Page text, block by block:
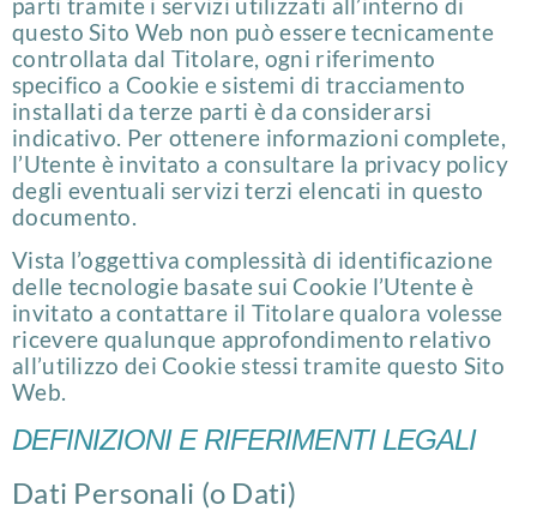
questo Sito Web non può essere tecnicamente
controllata dal Titolare, ogni riferimento
specifico a Cookie e sistemi di tracciamento
installati da terze parti è da considerarsi
indicativo. Per ottenere informazioni complete,
l’Utente è invitato a consultare la privacy policy
degli eventuali servizi terzi elencati in questo
documento.
Vista l’oggettiva complessità di identificazione
delle tecnologie basate sui Cookie l’Utente è
invitato a contattare il Titolare qualora volesse
ricevere qualunque approfondimento relativo
all’utilizzo dei Cookie stessi tramite questo Sito
Web.
DEFINIZIONI E RIFERIMENTI LEGALI
Dati Personali (o Dati)